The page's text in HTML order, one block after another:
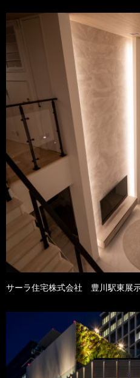
サーラ住宅株式会社 豊川駅東展